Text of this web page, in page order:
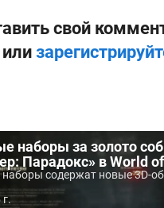
свой
наборы за золото
Парадокс» в World
содержат новые 3D-
г.